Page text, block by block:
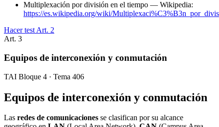
Multiplexación por división en el tiempo — Wikipedia:
https://es.wikipedia.org/wiki/
Hacer test Art. 2
Art. 3
Equipos de interconexión y conmutación
TAI Bloque 4 · Tema 406
Equipos de interconexión y conmutación
Las redes de comunicaciones se clasifican por su alcance